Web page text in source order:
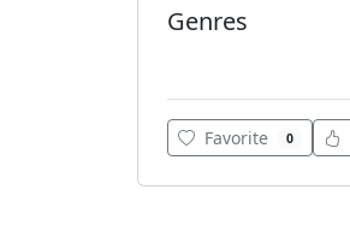
Genres
Favorite 0